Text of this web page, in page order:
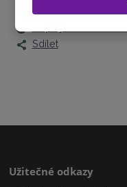
Sdílet
Užitečné odkazy